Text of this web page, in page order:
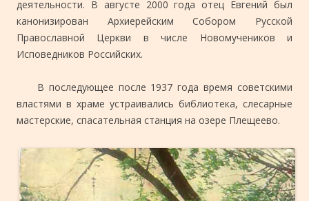
деятельности. В августе 2000 года отец Евгений был
канонизирован Архиерейским Собором Русской
Православной Церкви в числе Новомучеников и
Исповедников Российских.
В последующее после 1937 года время советскими
властями в храме устраивались библиотека, слесарные
мастерские, спасательная станция на озере Плещеево.